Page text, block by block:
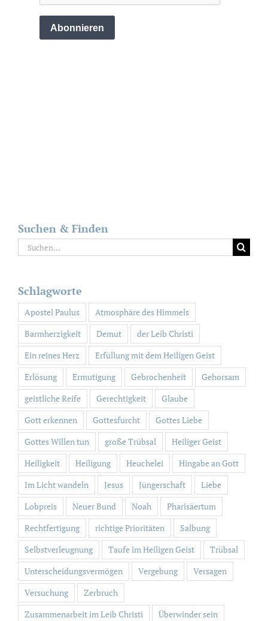
Suchen & Finden
Suche
nach:
Schlagworte
Apostel Paulus
Atmosphäre des Himmels
Barmherzigkeit
Demut
der Leib Christi
Ein reines Herz
Erfüllung mit dem Heiligen Geist
Erlösung
Ermutigung Gebrochenheit
Gehorsam
geistliche Reife
Gerechtigkeit
Glaube
Gott erkennen
Gottesfurcht
Gottes Liebe
Gottes Willen tun
große Trübsal
Heiliger Geist
Heiligkeit
Heiligung Heuchelei
Hingabe an Gott
Im Licht wandeln
Jesus Jüngerschaft
Liebe
Lobpreis
Neuer Bund Noah
Pharisäertum
Rechtfertigung
richtige Prioritäten
Salbung
Selbstverleugnung
Taufe im Heiligen Geist
Trübsal
Unterscheidungsvermögen
Vergebung
Versagen
Versuchung
Zerbruch
Zusammenarbeit im Leib Christi
Überwinder sein